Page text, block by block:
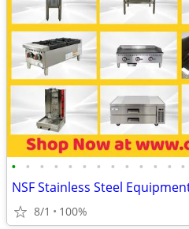
• • • • • • • • • • • • •
8/1 100%